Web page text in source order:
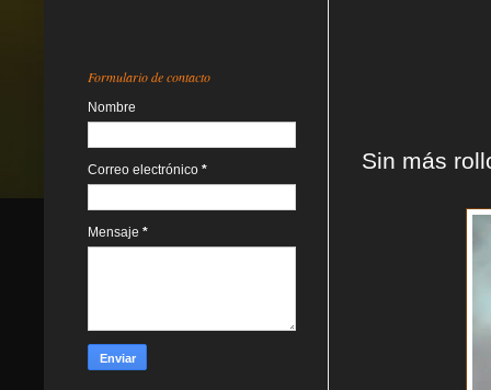
Sin más
Formulario de contacto
Nombre
Correo electrónico *
Mensaje *